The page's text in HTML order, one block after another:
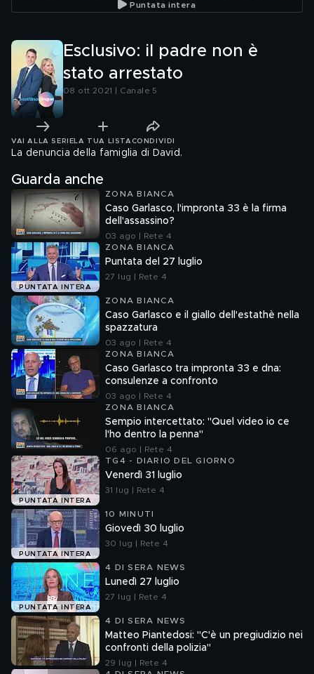
Puntata intera
Esclusivo: il padre non è
stato arrestato
08 ott 2021 | Canale 5
VAI ALLA SERIE LA TUA LISTA CONDIVIDI
La denuncia della famiglia di David.
Guarda anche
ZONA BIANCA
Caso Garlasco, l'impronta 33 è la firma
dell'assassino?
03 ago | Rete 4
PUNTATA INTERA
ZONA BIANCA
Puntata del 27 luglio
27 lug | Rete 4
ZONA BIANCA
Caso Garlasco e il giallo dell'estathè nella
spazzatura
03 ago | Rete 4
ZONA BIANCA
Caso Garlasco tra impronta 33 e dna:
consulenze a confronto
03 ago | Rete 4
ZONA BIANCA
Sempio intercettato: "Quel video io ce
l'ho dentro la penna"
06 ago | Rete 4
PUNTATA INTERA
TG4 - DIARIO DEL GIORNO
Venerdì 31 luglio
31 lug | Rete 4
PUNTATA INTERA
10 MINUTI
Giovedì 30 luglio
30 lug | Rete 4
PUNTATA INTERA
4 DI SERA NEWS
Lunedì 27 luglio
27 lug | Rete 4
4 DI SERA NEWS
Matteo Piantedosi: "C'è un pregiudizio nei
confronti della polizia"
29 lug | Rete 4